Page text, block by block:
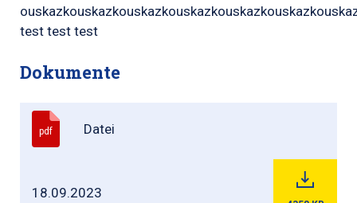
test test test
Dokumente
pdf Datei
18.09.2023